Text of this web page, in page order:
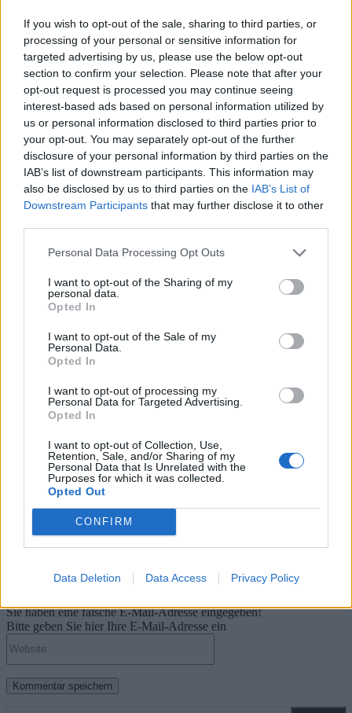
If you wish to opt-out of the sale, sharing to third parties, or
processing of your personal or sensitive information for
targeted advertising by us, please use the below opt-out
section to confirm your selection. Please note that after your
opt-out request is processed you may continue seeing
interest-based ads based on personal information utilized by
us or personal information disclosed to third parties prior to
your opt-out. You may separately opt-out of the further
disclosure of your personal information by third parties on the
IAB’s list of downstream participants. This information may
also be disclosed by us to third parties on the IAB’s List of
Downstream Participants that may further disclose it to other
Personal Data Processing Opt Outs
I want to opt-out of the Sharing of my
personal data.
Opted In
I want to opt-out of the Sale of my
Personal Data.
Opted In
I want to opt-out of processing my
Personal Data for Targeted Advertising.
Opted In
I want to opt-out of Collection, Use,
Retention, Sale, and/or Sharing of my
Personal Data that Is Unrelated with the
Purposes for which it was collected.
Opted Out
CONFIRM
Data Deletion Data Access Privacy Policy
Vorheriger Artikel
Call of Duty: Black Ops 6 –
Keine Übertragung von Modern
Warfare II & III Käufen
Nächster Artikel
The Thing: Remastered –
Horror-Klassiker kehrt zurück!
RELATED ARTICLES
.News
Sony bereitet sich auf GTA 6 vor – PS5-Nachschub für den Mega-Launch
gesichert
31. Juli 2026
PlayStation veröffentlicht neue Quartalszahlen – PS5 erreicht 95,3
Millionen verkaufte Konsolen
Kommentieren Sie den Artikel
Bitte geben Sie Ihren Kommentar ein!
Sie haben eine falsche E-Mail-Adresse eingegeben!
Bitte geben Sie hier Ihre E-Mail-Adresse ein